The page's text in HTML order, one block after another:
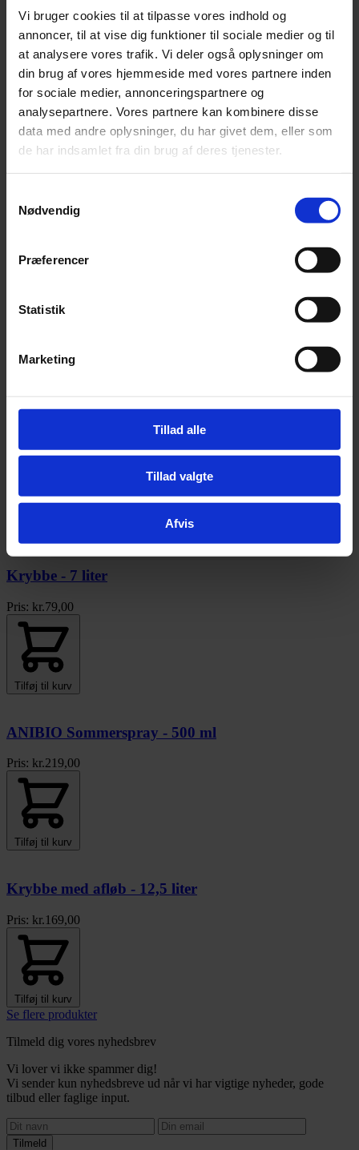
Vi bruger cookies til at tilpasse vores indhold og
annoncer, til at vise dig funktioner til sociale medier og til
at analysere vores trafik. Vi deler også oplysninger om
din brug af vores hjemmeside med vores partnere inden
for sociale medier, annonceringspartnere og
analysepartnere. Vores partnere kan kombinere disse
data med andre oplysninger, du har givet dem, eller som
de har indsamlet fra din brug af deres tjenester.
Nødvendig
Præferencer
Statistik
Marketing
Tillad alle
Tillad valgte
Afvis
2-Phenoxyethanol
Produktinformation:
Type: Desinficerende shampoo
Velegnet til: Forsigtig afrensning af huden før yderligere
behandling
Dosering: Efter behov
Holdbarhed: 2 år
SKU
78390546
-20%
Original pris var: kr.229,00 Nuværende pris er: kr.183,20
Krybbe - 7 liter
Pris: kr.79,00
Tilføj til kurv
ANIBIO Sommerspray - 500 ml
Pris: kr.219,00
Tilføj til kurv
Krybbe med afløb - 12,5 liter
Pris: kr.169,00
Tilføj til kurv
Se flere produkter
Tilmeld dig vores nyhedsbrev
Vi lover vi ikke spammer dig!
Vi sender kun nyhedsbreve ud når vi har vigtige nyheder, gode
tilbud eller faglige input.
Tilmeld